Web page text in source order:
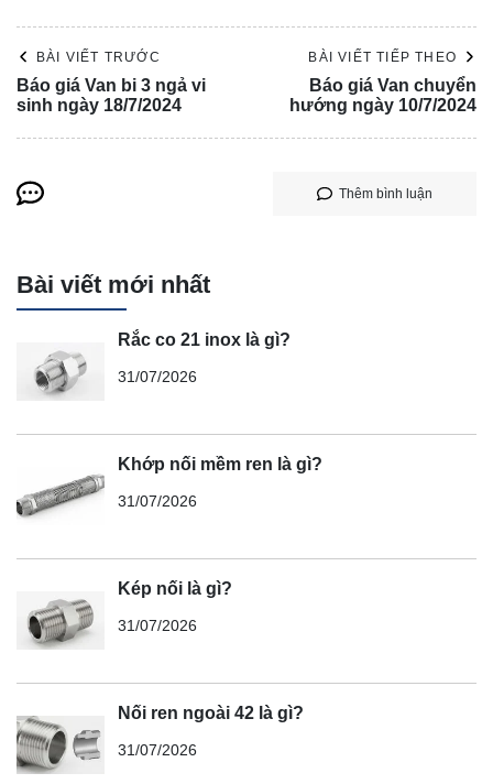
BÀI VIẾT TRƯỚC
Báo giá Van bi 3 ngả vi
sinh ngày 18/7/2024
BÀI VIẾT TIẾP THEO
Báo giá Van chuyển
hướng ngày 10/7/2024
Thêm bình luận
Bài viết mới nhất
Rắc co 21 inox là gì?
31/07/2026
Khớp nối mềm ren là gì?
31/07/2026
Kép nối là gì?
31/07/2026
Nối ren ngoài 42 là gì?
31/07/2026